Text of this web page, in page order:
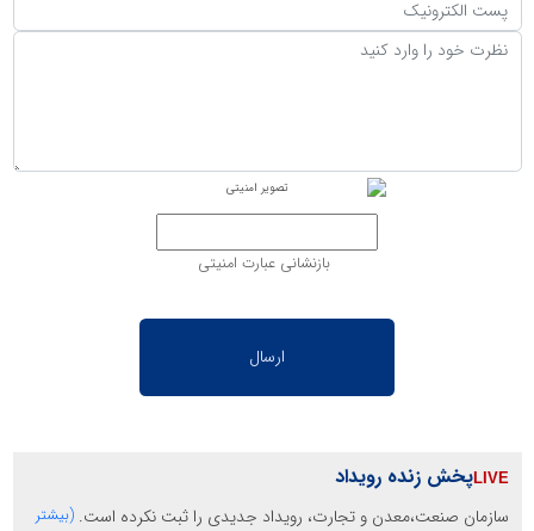
بازنشانی عبارت امنیتی
پخش زنده رویداد
سازمان صنعت،معدن و تجارت، رویداد جدیدی را ثبت نکرده است. (بیشتر